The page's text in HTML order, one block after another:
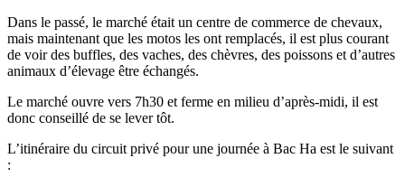
Dans le passé, le marché était un centre de commerce de chevaux,
mais maintenant que les motos les ont remplacés, il est plus courant
de voir des buffles, des vaches, des chèvres, des poissons et d’autres
animaux d’élevage être échangés.
Le marché ouvre vers 7h30 et ferme en milieu d’après-midi, il est
donc conseillé de se lever tôt.
L’itinéraire du circuit privé pour une journée à Bac Ha est le suivant
: